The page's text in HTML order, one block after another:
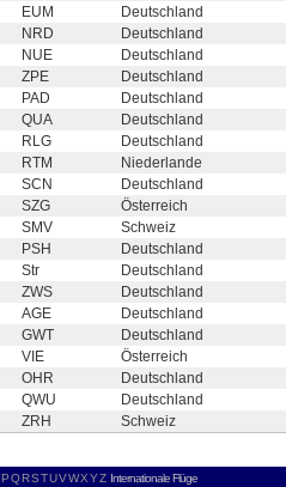
EUM
Deutschland
NRD
Deutschland
NUE
Deutschland
ZPE
Deutschland
PAD
Deutschland
QUA
Deutschland
RLG
Deutschland
RTM
Niederlande
SCN
Deutschland
SZG
Österreich
SMV
Schweiz
PSH
Deutschland
Str
Deutschland
ZWS
Deutschland
AGE
Deutschland
GWT
Deutschland
VIE
Österreich
OHR
Deutschland
QWU
Deutschland
ZRH Schweiz
PQRSTUVWXYZ Internationale Flüge